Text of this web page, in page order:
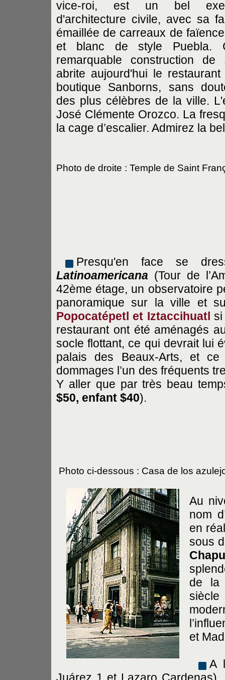
vice-roi, est un bel
d'architecture civile, avec sa
émaillée de carreaux de
et blanc de style Puebla.
remarquable construction de
abrite aujourd'hui le
boutique Sanborns, sans
des plus célèbres de la ville.
José Clémente Orozco. La
la cage d’escalier. Admirez la
Photo de droite : Temple de Saint
Presqu'en face se
Latinoamericana (Tour de
42ème étage, un observatoire
panoramique sur la ville et
Popocatépetl et Iztaccihuatl si
restaurant ont été aménagés
socle flottant, ce qui devrait lui
palais des Beaux-Arts, et
dommages l’un des fréquents
Y aller que par très beau
$50, enfant $40).
Photo ci-dessous : Casa de los
Au
nom
en
sous
de la
et
A